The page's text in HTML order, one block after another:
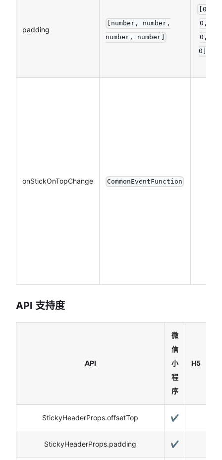
padding
[number, number,
number, number]
[0,
0,
0,
0]
onStickOnTopChange CommonEventFunction
API 支持度
API
微
信
小
程
序
H5
StickyHeaderProps.offsetTop ✔️
StickyHeaderProps.padding ✔️